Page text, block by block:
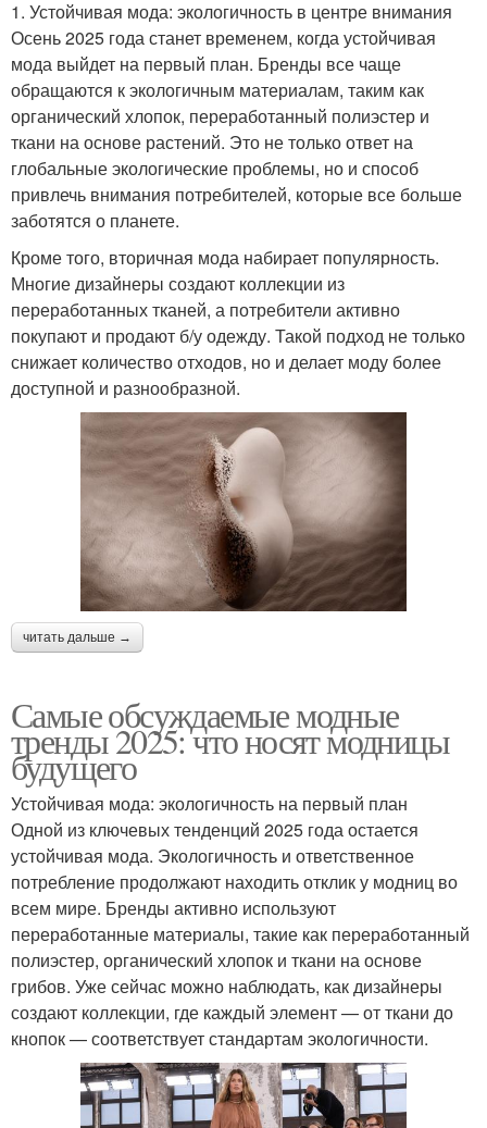
1. Устойчивая мода: экологичность в центре внимания
Осень 2025 года станет временем, когда устойчивая
мода выйдет на первый план. Бренды все чаще
обращаются к экологичным материалам, таким как
органический хлопок, переработанный полиэстер и
ткани на основе растений. Это не только ответ на
глобальные экологические проблемы, но и способ
привлечь внимания потребителей, которые все больше
заботятся о планете.
Кроме того, вторичная мода набирает популярность.
Многие дизайнеры создают коллекции из
переработанных тканей, а потребители активно
покупают и продают б/у одежду. Такой подход не только
снижает количество отходов, но и делает моду более
доступной и разнообразной.
читать дальше →
Самые обсуждаемые модные
тренды 2025: что носят модницы
будущего
Устойчивая мода: экологичность на первый план
Одной из ключевых тенденций 2025 года остается
устойчивая мода. Экологичность и ответственное
потребление продолжают находить отклик у модниц во
всем мире. Бренды активно используют
переработанные материалы, такие как переработанный
полиэстер, органический хлопок и ткани на основе
грибов. Уже сейчас можно наблюдать, как дизайнеры
создают коллекции, где каждый элемент — от ткани до
кнопок — соответствует стандартам экологичности.